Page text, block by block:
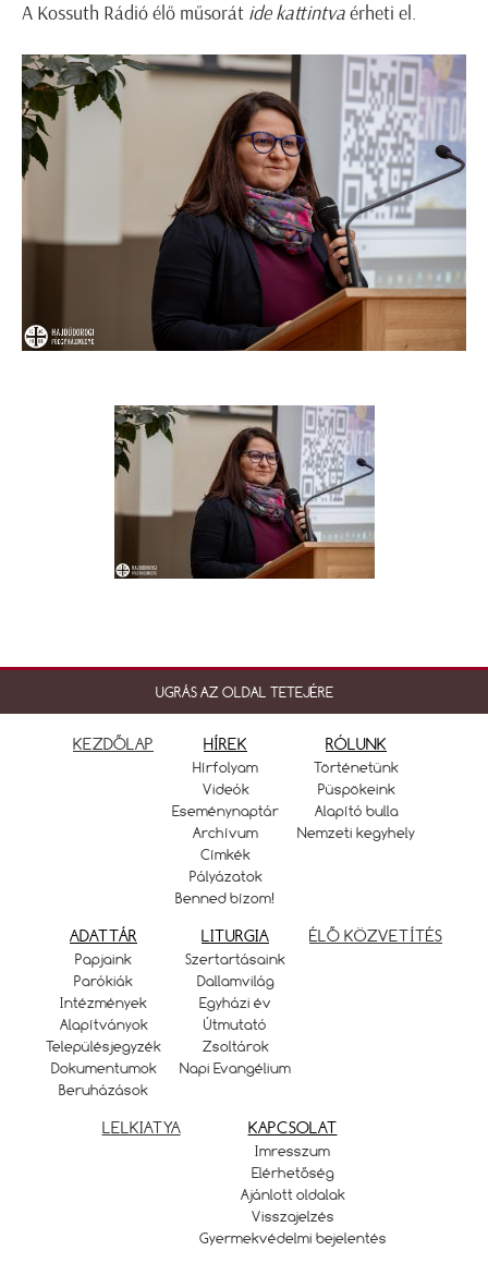
A Kossuth Rádió élő műsorát ide kattintvaérheti el.
UGRÁS AZ OLDAL TETEJÉRE
KEZDŐLAP HÍREK
Hírfolyam
Videók
Eseménynaptár
Archívum
Címkék
Pályázatok
Benned bízom!
RÓLUNK
Történetünk
Püspökeink
Alapító bulla
Nemzeti kegyhely
ADATTÁR
Papjaink
Parókiák
Intézmények
Alapítványok
Településjegyzék
Dokumentumok
Beruházások
LITURGIA
Szertartásaink
Dallamvilág
Egyházi év
Útmutató
Zsoltárok
Napi Evangélium
ÉLŐ KÖZVETÍTÉS
LELKIATYA KAPCSOLAT
Imresszum
Elérhetőség
Ajánlott oldalak
Visszajelzés
Gyermekvédelmi bejelentés